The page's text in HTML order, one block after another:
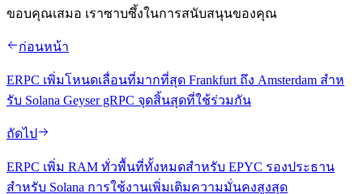
ขอบคุณเสมอ เราซาบซึ้งในการสนับสนุนของคุณ
ก่อนหน้า
ERPC เพิ่มโหนดเลื่อนที่มากที่สุด Frankfurt ถึง Amsterdam สําห
รับ Solana Geyser gRPC จุดสิ้นสุดที่ใช้ร่วมกัน
ถัดไป
ERPC เพิ่ม RAM ทั่วพื้นที่ทั้งหมดสําหรับ EPYC รองประธาน
สําหรับ Solana การใช้งานเพิ่มเติมความมั่นคงสูงสุด